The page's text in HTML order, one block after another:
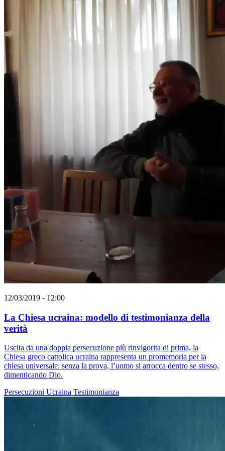
12/03/2019 - 12:00
La Chiesa ucraina: modello di testimonianza della
verità
Uscita da una doppia persecuzione più rinvigorita di prima, la
Chiesa greco cattolica ucraina rappresenta un promemoria per la
chiesa universale: senza la prova, l’uomo si arrocca dentro se stesso,
dimenticando Dio.
Persecuzioni Ucraina Testimonianza